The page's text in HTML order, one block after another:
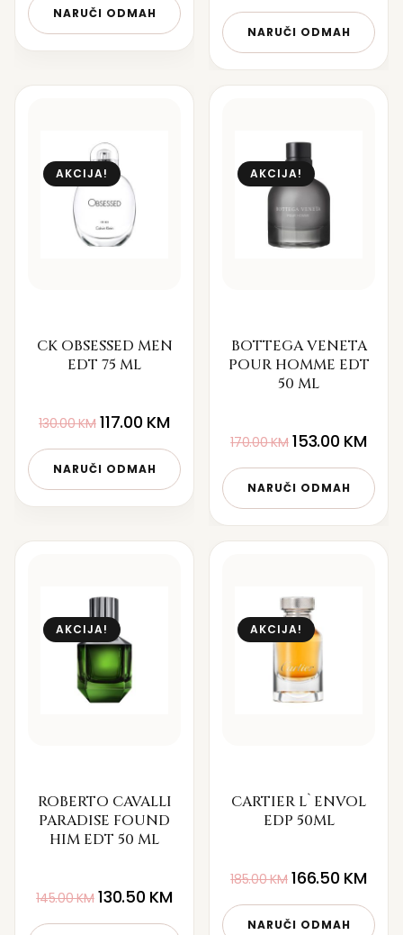
NARUČI ODMAH
NARUČI ODMAH
AKCIJA!
CK OBSESSED MEN
EDT 75 ML
130.00KM 117.00 KM
NARUČI ODMAH
AKCIJA!
BOTTEGA VENETA
POUR HOMME EDT
50 ML
170.00KM 153.00 KM
NARUČI ODMAH
AKCIJA!
ROBERTO CAVALLI
PARADISE FOUND
HIM EDT 50 ML
145.00KM 130.50 KM
AKCIJA!
CARTIER L`ENVOL
EDP 50ML
185.00KM 166.50 KM
NARUČI ODMAH